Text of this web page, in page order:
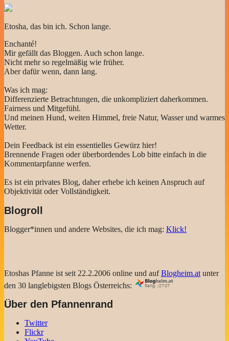
Etosha, das bin ich. Schon lange.
Enchanté!
Mir gefällt das Bloggen. Auch schon lange.
Nicht mehr so regelmäßig wie früher.
Aber dafür wenn, dann lang.
Was ich mag:
Differenzierte Betrachtungen, die unkompliziert daherkommen.
Fairness und Mitgefühl.
Und meinen Hund, weiten Himmel, freie Natur, Wasser und warmes
Wetter.
Dein Feedback ist ein essentielles Gewürz hier!
Brennende Fragen oder überbordendes Lob bitte einfach in die
Kommentarpfanne werfen.
Es ist ein privates Blog, daher erhebe ich keinen Anspruch auf
Objektivität oder Vollständigkeit.
Blogroll
Blogger*innen und andere Websites, die ich mag: Klick!
Etoshas Pfanne ist seit 22.2.2006 online und aufBlogheim.at unter
den 30 langlebigsten Blogs Österreichs:
Über den Pfannenrand
Twitter
Flickr